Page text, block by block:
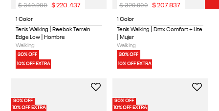
1 Color
Tenis Walking | Reebok Terrain
Edge Low | Hombre
Walking
30% OFF
10% OFF EXTRA
$ 349.900 $220.437
1 Color
Tenis Walking | Dmx Comfort + Lite
| Mujer
Walking
30% OFF
10% OFF EXTRA
$ 329.900 $207.837
30% OFF
10% OFF EXTRA
30% OFF
10% OFF EXTRA